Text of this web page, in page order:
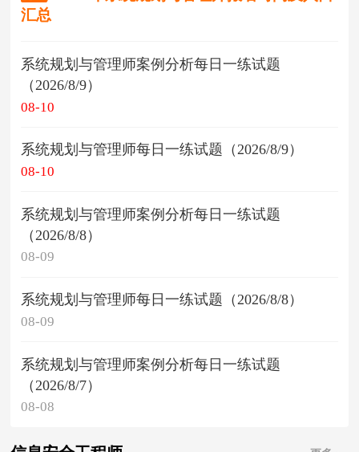
汇总
系统规划与管理师案例分析每日一练试题
（2026/8/9）
08-10
系统规划与管理师每日一练试题（2026/8/9）
08-10
系统规划与管理师案例分析每日一练试题
（2026/8/8）
08-09
系统规划与管理师每日一练试题（2026/8/8）
08-09
系统规划与管理师案例分析每日一练试题
（2026/8/7）
08-08